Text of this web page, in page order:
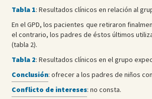
Tabla 1: Resultados clínicos en relación al
En el GPD, los pacientes que retiraron
el contrario, los padres de éstos últimos
(tabla 2).
Tabla 2: Resultados clínicos en el grupo
Conclusión: ofrecer a los padres de niños
Conflicto de intereses: no consta.